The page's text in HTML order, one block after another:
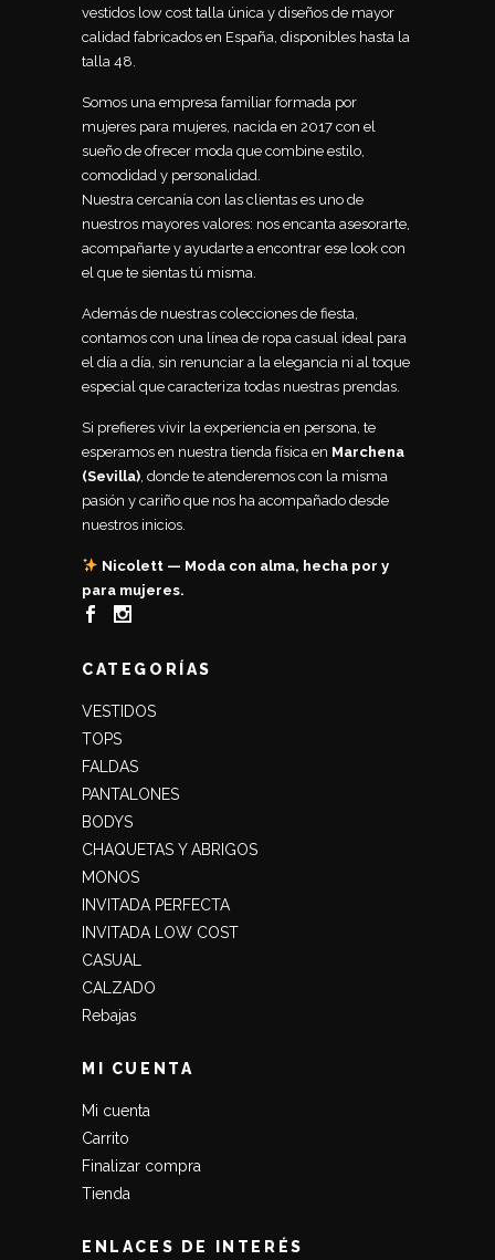
vestidos low cost talla única y diseños de mayor
calidad fabricados en España, disponibles hasta la
talla 48.
Somos una empresa familiar formada por
mujeres para mujeres, nacida en 2017 con el
sueño de ofrecer moda que combine estilo,
comodidad y personalidad.
Nuestra cercanía con las clientas es uno de
nuestros mayores valores: nos encanta asesorarte,
acompañarte y ayudarte a encontrar ese look con
el que te sientas tú misma.
Además de nuestras colecciones de fiesta,
contamos con una línea de ropa casual ideal para
el día a día, sin renunciar a la elegancia ni al toque
especial que caracteriza todas nuestras prendas.
Si prefieres vivir la experiencia en persona, te
esperamos en nuestra tienda física en Marchena
(Sevilla), donde te atenderemos con la misma
pasión y cariño que nos ha acompañado desde
nuestros inicios.
Nicolett — Moda con alma, hecha por y
para mujeres.
CATEGORÍAS
VESTIDOS
TOPS
FALDAS
PANTALONES
BODYS
CHAQUETAS Y ABRIGOS
MONOS
INVITADA PERFECTA
INVITADA LOW COST
CASUAL
CALZADO
Rebajas
MI CUENTA
Mi cuenta
Carrito
Finalizar compra
Tienda
ENLACES DE INTERÉS